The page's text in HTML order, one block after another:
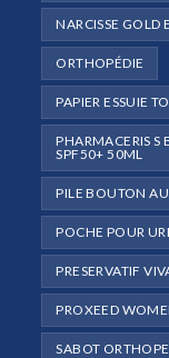
NARCISSE GOLD
ORTHOPÉDIE
PAPIER ESSUIE
PHARMACERIS S
SPF50+ 50ML
PILE BOUTON
POCHE POUR
PRESERVATIF
PROXEED
SABOT